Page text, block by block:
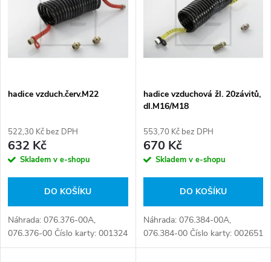
p
r
o
u
k
i
s
r
o
d
u
hadice vzduch.červ.M22
522,30 Kč bez DPH
632 Kč
Skladem v e-shopu
DO KOŠÍKU
Náhrada: 076.376-00A,
076.376-00 Číslo karty: 001324
hadice vzduchová žl. 20závitů,
dl.M16/M18
553,70 Kč bez DPH
670 Kč
Skladem v e-shopu
DO KOŠÍKU
Náhrada: 076.384-00A,
076.384-00 Číslo karty: 002651